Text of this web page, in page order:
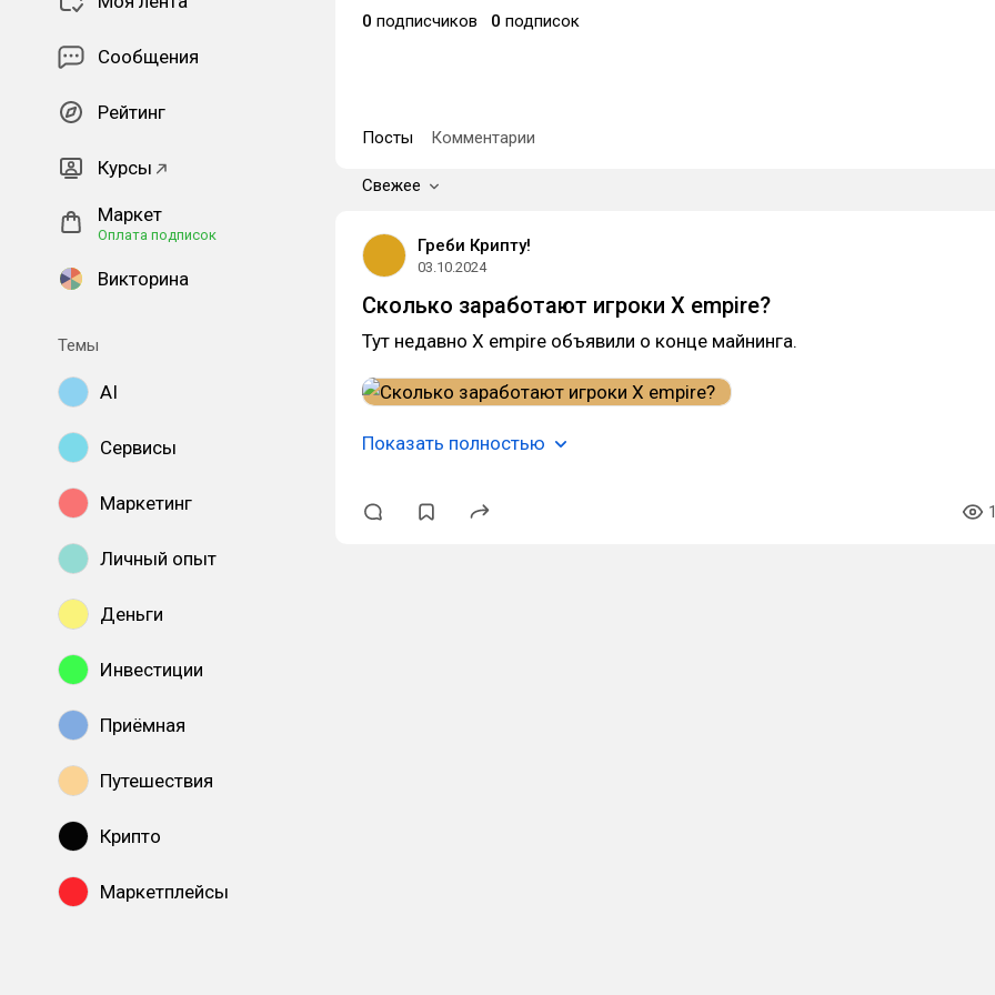
Сообщения
Рейтинг
Курсы
Маркет
Оплата подписок
Викторина
Темы
AI
Сервисы
Маркетинг
Личный опыт
Деньги
Инвестиции
Приёмная
Путешествия
Крипто
Маркетплейсы
0 подписчиков 0 подписок
Посты Комментарии
Свежее
Греби Крипту!
03.10.2024
Сколько заработают игроки X empire?
Тут недавно X empire объявили о конце майнинга.
Показать полностью